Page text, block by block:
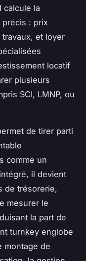
calcule la
précis : prix
travaux, et loyer
locatif
plusieurs
SCI, LMNP, ou
de tirer parti
comme un
intégré, il devient
de trésorerie,
mesurer le
la part de
turnkey englobe
montage de